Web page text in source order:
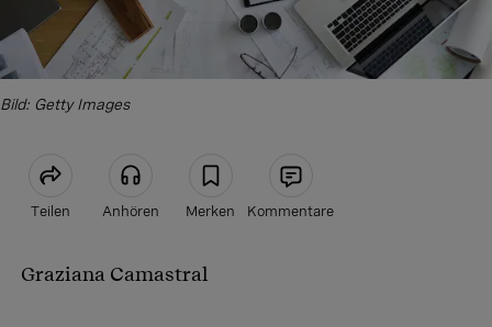
Bild: Getty Images
Teilen Anhören Merken Kommentare
Artikel teilen
Graziana Camastral